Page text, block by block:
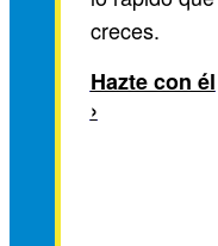
creces.
Hazte con él
›